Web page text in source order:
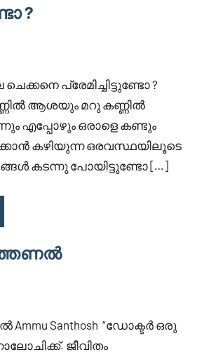
?
ചെക്കനെ പ്രേമിച്ചിട്ടുണ്ടോ ?
ആശയും മറു കണ്ണിൽ
എപ്പോഴും ഒരാളെ കണ്ടും
കഴിയുന്ന ഒരവസ്ഥയിലൂടെ
കടന്നു പോയിട്ടുണ്ടോ […]
Ammu Santhosh “ഡോക്ടർ ഒരു
ജീവിതം